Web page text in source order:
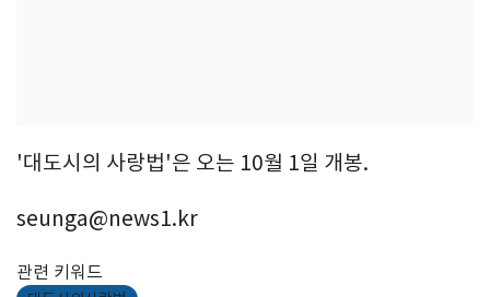
'대도시의 사랑법'은 오는 10월 1일 개봉.
seunga@news1.kr
관련 키워드